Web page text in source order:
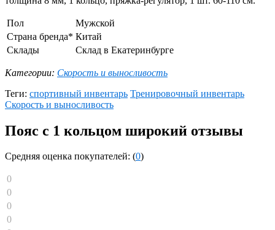
Пол
Мужской
Страна бренда* Китай
Склады
Склад в Екатеринбурге
Категории: Скорость и выносливость
Теги: спортивный инвентарь Тренировочный инвентарь
Скорость и выносливость
Пояс с 1 кольцом широкий отзывы
Средняя оценка покупателей: (0)
0
0
0
0